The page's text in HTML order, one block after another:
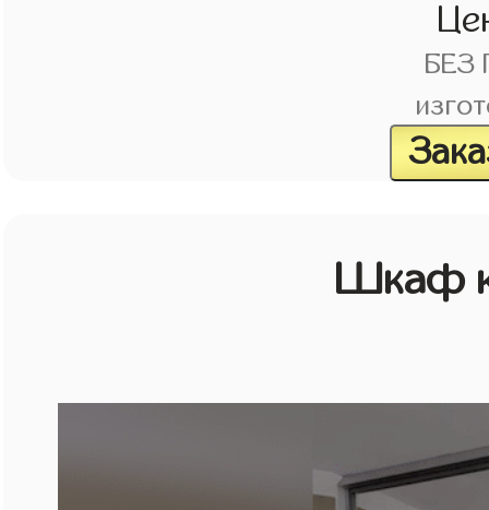
БЕЗ
Шкаф